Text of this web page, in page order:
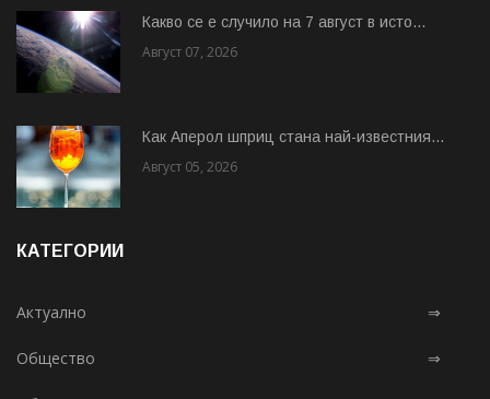
Какво се е случило на 7 август в исто...
Август 07, 2026
Как Аперол шприц стана най-известния...
Август 05, 2026
КАТЕГОРИИ
Актуално ⇒
Общество ⇒